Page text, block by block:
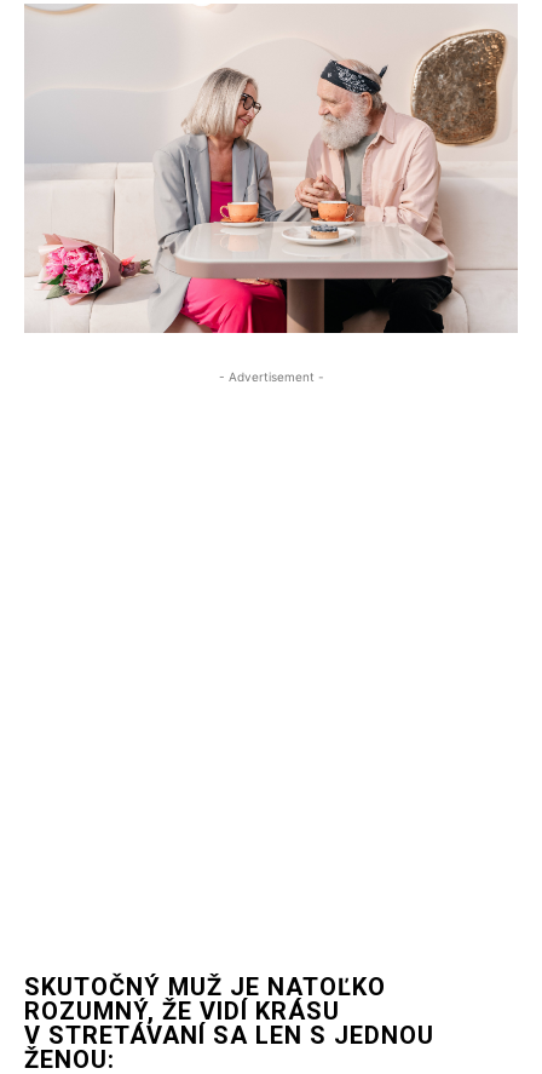
- Advertisement -
SKUTOČNÝ MUŽ JE NATOĽKO
ROZUMNÝ, ŽE VIDÍ KRÁSU
V STRETÁVANÍ SA LEN S JEDNOU
ŽENOU: